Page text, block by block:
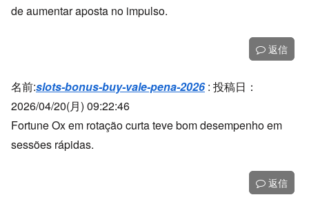
de aumentar aposta no impulso.
返信
名前:slots-bonus-buy-vale-pena-2026: 投稿日：
2026/04/20(月) 09:22:46
Fortune Ox em rotação curta teve bom desempenho em
sessões rápidas.
返信